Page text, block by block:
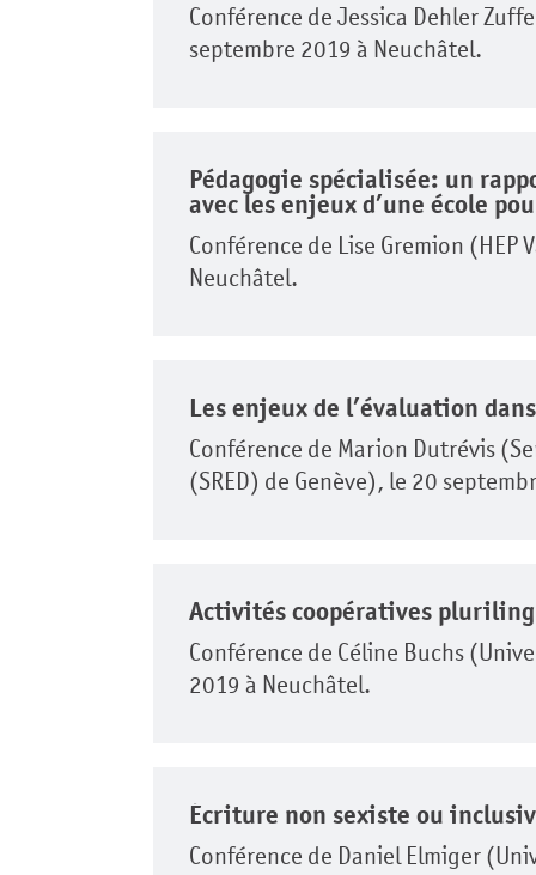
Conférence de Jessica Dehler
septembre 2019 à Neuchâtel.
Pédagogie spécialisée: un
avec les enjeux d’une école
Conférence de Lise Gremion
Neuchâtel.
Les enjeux de l’évaluation
Conférence de Marion Dutrévis
(SRED) de Genève), le 20
Activités coopératives
Conférence de Céline Buchs
2019 à Neuchâtel.
Écriture non sexiste ou
Conférence de Daniel Elmiger